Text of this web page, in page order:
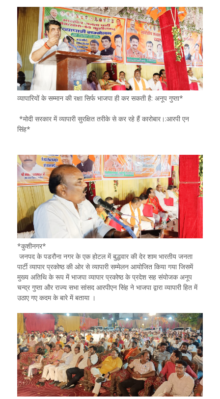
व्यापारियों के सम्मान की रक्षा सिर्फ भाजपा ही कर सकती है: अनूप गुप्ता*
*मोदी सरकार में व्यापारी सुरक्षित तरीके से कर रहे हैं कारोबार।:आरपी एन
सिंह*
*कुशीनगर*
जनपद के पडरौना नगर के एक होटल में बुद्धवार की देर शाम भारतीय जनता
पार्टी व्यापार प्रकोष्ठ की ओर से व्यापारी सम्मेलन आयोजित किया गया जिसमें
मुख्य अतिथि के रूप में भाजपा व्यापार प्रकोष्ठ के प्रदेश सह संयोजक अनूप
चन्द्र गुप्ता और राज्य सभा सांसद आरपीएन सिंह ने भाजपा द्वारा व्यापारी हित में
उठाए गए कदम के बारे में बताया ।